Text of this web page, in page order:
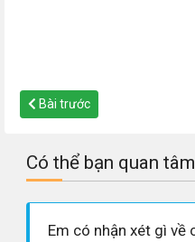
Bài trước
Có thể bạn quan tâm